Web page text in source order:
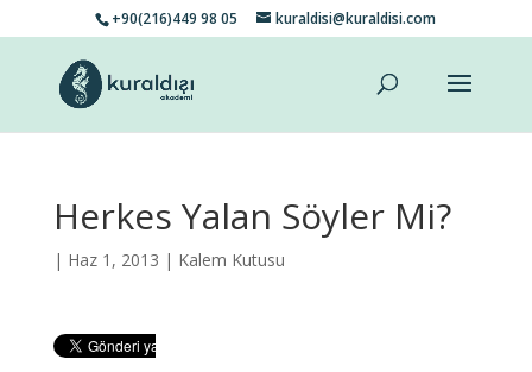
+90(216)449 98 05 kuraldisi@kuraldisi.com
Herkes Yalan Söyler Mi?
| Haz 1, 2013 | Kalem Kutusu